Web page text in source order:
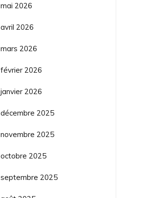
mai 2026
avril 2026
mars 2026
février 2026
janvier 2026
décembre 2025
novembre 2025
octobre 2025
septembre 2025